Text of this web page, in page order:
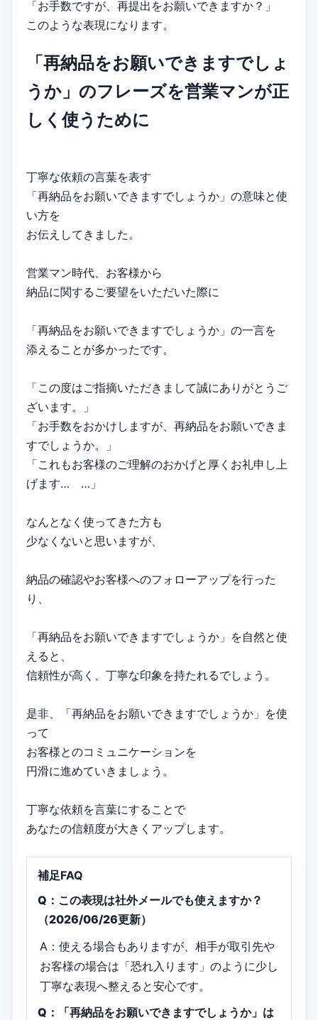
「お手数ですが、再提出をお願いできますか？」
このような表現になります。
「再納品をお願いできますでしょ
うか」のフレーズを営業マンが正
しく使うために
丁寧な依頼の言葉を表す
「再納品をお願いできますでしょうか」の意味と使
い方を
お伝えしてきました。
営業マン時代、お客様から
納品に関するご要望をいただいた際に
「再納品をお願いできますでしょうか」の一言を
添えることが多かったです。
「この度はご指摘いただきまして誠にありがとうご
ざいます。」
「お手数をおかけしますが、再納品をお願いできま
すでしょうか。」
「これもお客様のご理解のおかげと厚くお礼申し上
げます… …」
なんとなく使ってきた方も
少なくないと思いますが、
納品の確認やお客様へのフォローアップを行った
り、
「再納品をお願いできますでしょうか」を自然と使
えると、
信頼性が高く、丁寧な印象を持たれるでしょう。
是非、「再納品をお願いできますでしょうか」を使
って
お客様とのコミュニケーションを
円滑に進めていきましょう。
丁寧な依頼を言葉にすることで
あなたの信頼度が大きくアップします。
補足FAQ
Q：この表現は社外メールでも使えますか？
（2026/06/26更新）
A：使える場合もありますが、相手が取引先や
お客様の場合は「恐れ入ります」のように少し
丁寧な表現へ整えると安心です。
Q：「再納品をお願いできますでしょうか」は